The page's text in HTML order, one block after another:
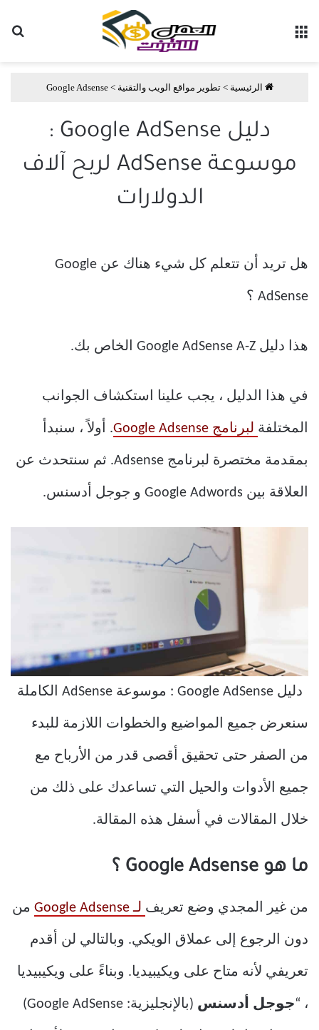
الرئيسية > تطوير مواقع الويب والتقنية >
Google Adsense
دليل Google AdSense :
موسوعة AdSense لربح آلاف
الدولارات
هل تريد أن تتعلم كل شيء هناك عن Google
AdSense ؟
هذا دليل Google AdSense A-Z الخاص بك.
في هذا الدليل ، يجب علينا استكشاف الجوانب
المختلفة لبرنامج Google Adsense . أولاً ، سنبدأ
بمقدمة مختصرة لبرنامج Adsense. ثم سنتحدث عن
العلاقة بين Google Adwords و جوجل أدسنس.
دليل Google AdSense : موسوعة AdSense الكاملة
سنعرض جميع المواضيع والخطوات اللازمة للبدء
من الصفر حتى تحقيق أقصى قدر من الأرباح مع
جميع الأدوات والحيل التي تساعدك على ذلك من
خلال المقالات في أسفل هذه المقالة.
ما هو Google Adsense ؟
من غير المجدي وضع تعريف لـ Google Adsense من
دون الرجوع إلى عملاق الويكي. وبالتالي لن أقدم
تعريفي لأنه متاح على ويكيبيديا. وبناءً على ويكيبيديا
، “جوجل أدسنس (بالإنجليزية: Google AdSense)